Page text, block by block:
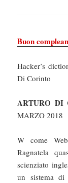
Buon
Hacker’s
Di Corinto
ARTURO DI
MARZO 2018
W come
Ragnatela
scienziato
un sistema di